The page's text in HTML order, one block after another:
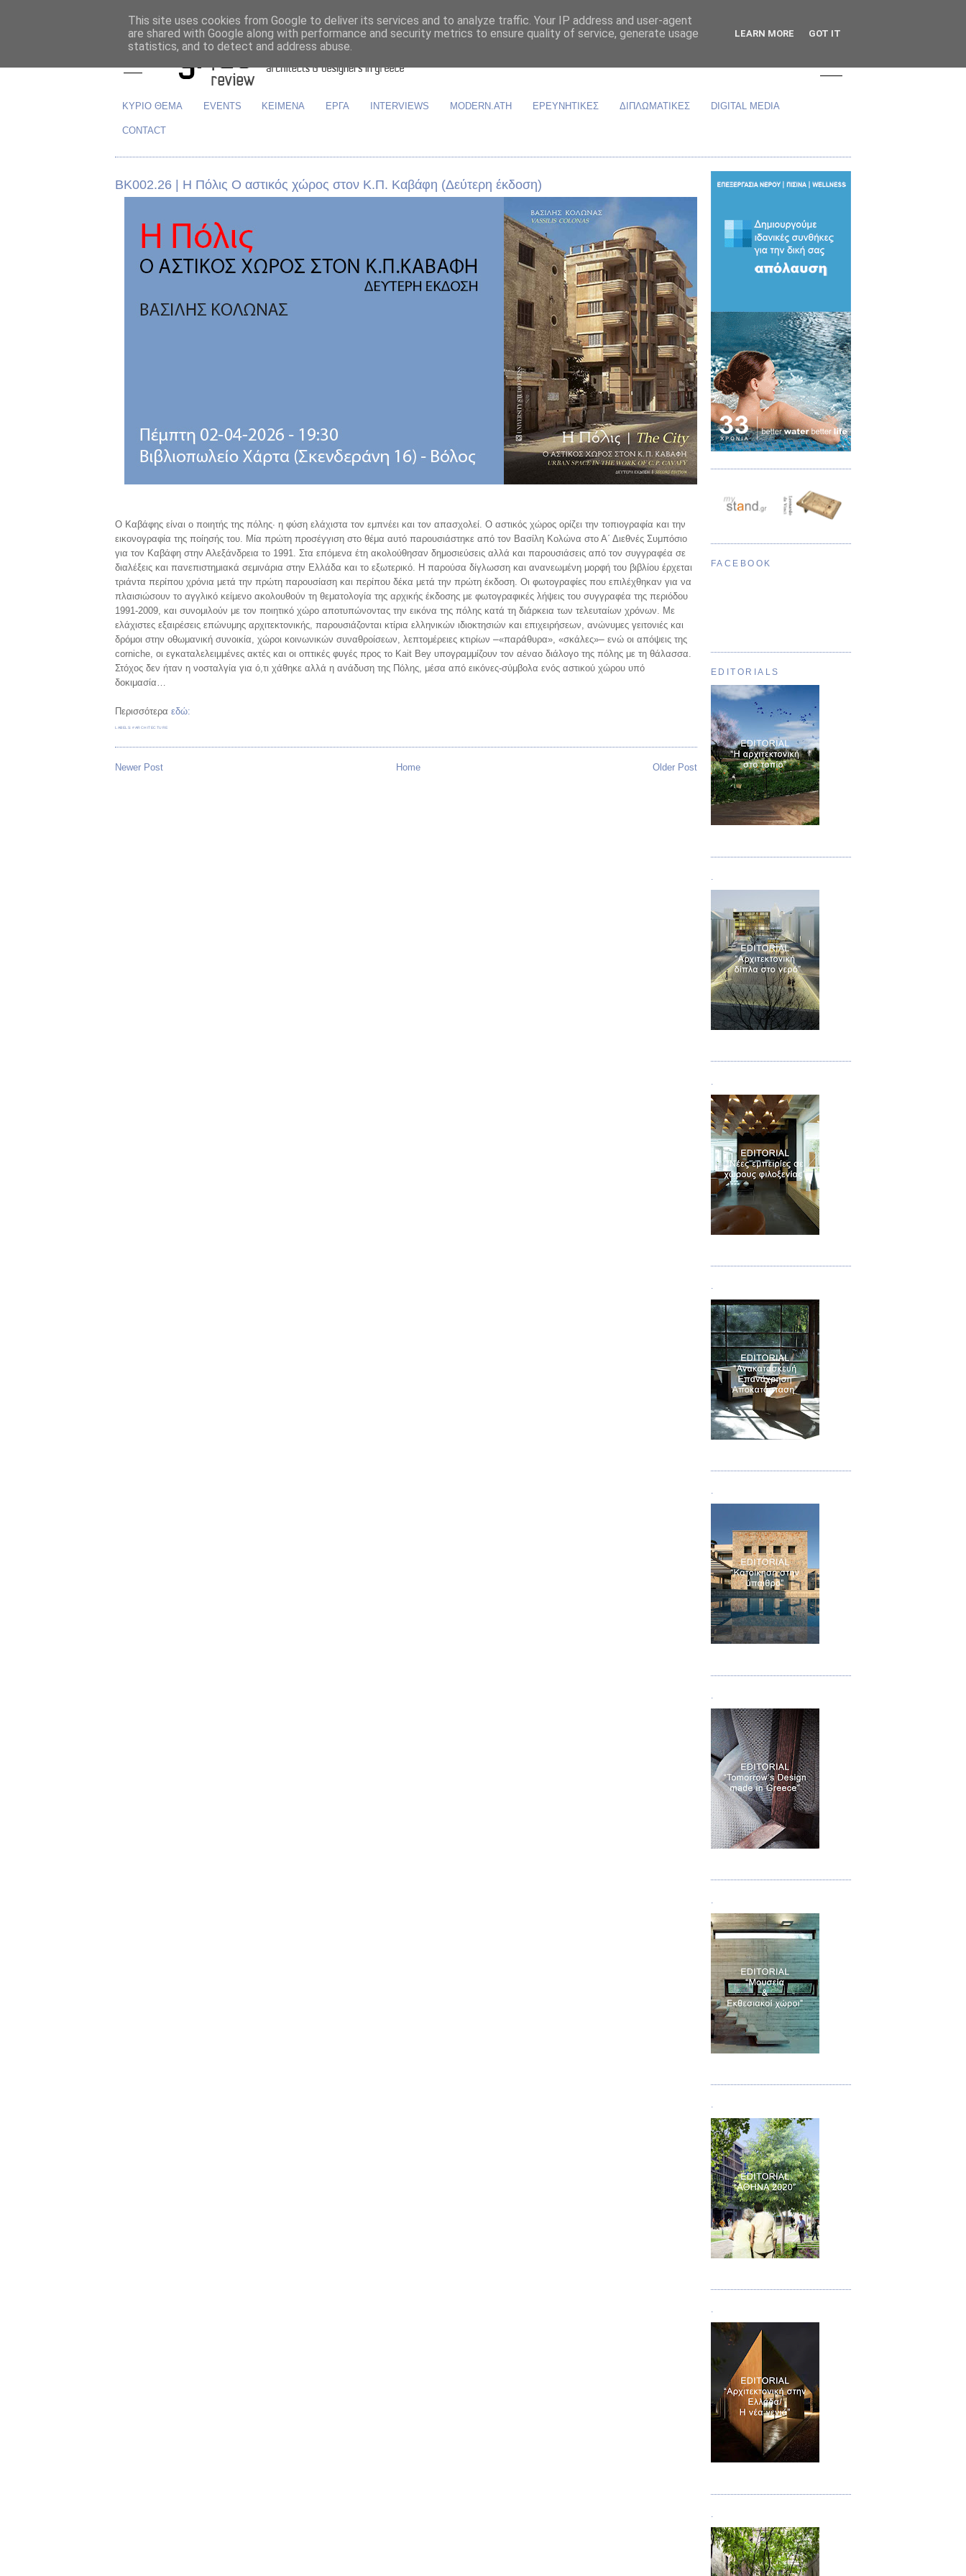
ΚΥΡΙΟ ΘΕΜΑ EVENTS ΚΕΙΜΕΝΑ ΕΡΓΑ INTERVIEWS MODERN.ATH ΕΡΕΥΝΗΤΙΚΕΣ ΔΙΠΛΩΜΑΤΙΚΕΣ DIGITAL MEDIA
CONTACT
ΒΚ002.26 | Η Πόλις Ο αστικός χώρος στον Κ.Π. Καβάφη (Δεύτερη έκδοση)
Ο Καβάφης είναι ο ποιητής της πόλης· η φύση ελάχιστα τον εμπνέει και τον απασχολεί. Ο αστικός χώρος ορίζει την τοπιογραφία και την
εικονογραφία της ποίησής του. Μία πρώτη προσέγγιση στο θέμα αυτό παρουσιάστηκε από τον Βασίλη Κολώνα στο Α΄ Διεθνές Συμπόσιο
για τον Καβάφη στην Αλεξάνδρεια το 1991. Στα επόμενα έτη ακολούθησαν δημοσιεύσεις αλλά και παρουσιάσεις από τον συγγραφέα σε
διαλέξεις και πανεπιστημιακά σεμινάρια στην Ελλάδα και το εξωτερικό. Η παρούσα δίγλωσση και ανανεωμένη μορφή του βιβλίου έρχεται
τριάντα περίπου χρόνια μετά την πρώτη παρουσίαση και περίπου δέκα μετά την πρώτη έκδοση. Οι φωτογραφίες που επιλέχθηκαν για να
πλαισιώσουν το αγγλικό κείμενο ακολουθούν τη θεματολογία της αρχικής έκδοσης με φωτογραφικές λήψεις του συγγραφέα της περιόδου
1991-2009, και συνομιλούν με τον ποιητικό χώρο αποτυπώνοντας την εικόνα της πόλης κατά τη διάρκεια των τελευταίων χρόνων. Με
ελάχιστες εξαιρέσεις επώνυμης αρχιτεκτονικής, παρουσιάζονται κτίρια ελληνικών ιδιοκτησιών και επιχειρήσεων, ανώνυμες γειτονιές και
δρόμοι στην οθωμανική συνοικία, χώροι κοινωνικών συναθροίσεων, λεπτομέρειες κτιρίων ⎼«παράθυρα», «σκάλες»⎼ ενώ οι απόψεις της
corniche, οι εγκαταλελειμμένες ακτές και οι οπτικές φυγές προς το Kait Bey υπογραμμίζουν τον αέναο διάλογο της πόλης με τη θάλασσα.
Στόχος δεν ήταν η νοσταλγία για ό,τι χάθηκε αλλά η ανάδυση της Πόλης, μέσα από εικόνες-σύμβολα ενός αστικού χώρου υπό
δοκιμασία…
Περισσότερα εδώ:
LABELS: #ARCHITECTURE
Newer Post Older Post
Home
FACEBOOK
EDITORIALS
.
.
.
.
.
.
.
This site uses cookies from Google to deliver its services and to analyze traffic. Your IP address and user-agent
are shared with Google along with performance and security metrics to ensure quality of service, generate usage
statistics, and to detect and address abuse.
LEARN MORE GOT IT